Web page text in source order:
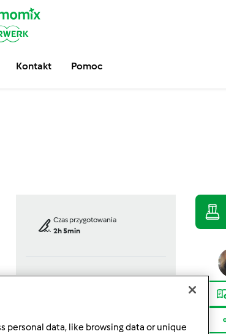
Kontakt Pomoc
Czas przygotowania
2h 5min
personal data, like browsing data or unique